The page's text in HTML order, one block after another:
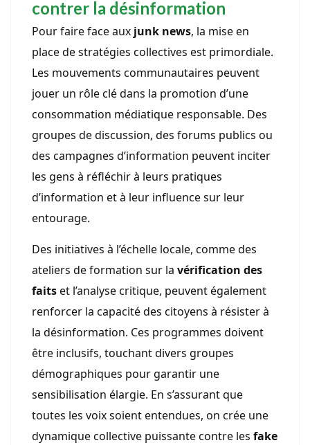
contrer la désinformation
Pour faire face aux junk news, la mise en
place de stratégies collectives est primordiale.
Les mouvements communautaires peuvent
jouer un rôle clé dans la promotion d’une
consommation médiatique responsable. Des
groupes de discussion, des forums publics ou
des campagnes d’information peuvent inciter
les gens à réfléchir à leurs pratiques
d’information et à leur influence sur leur
entourage.
Des initiatives à l’échelle locale, comme des
ateliers de formation sur la vérification des
faitset l’analyse critique, peuvent également
renforcer la capacité des citoyens à résister à
la désinformation. Ces programmes doivent
être inclusifs, touchant divers groupes
démographiques pour garantir une
sensibilisation élargie. En s’assurant que
toutes les voix soient entendues, on crée une
dynamique collective puissante contre les fake